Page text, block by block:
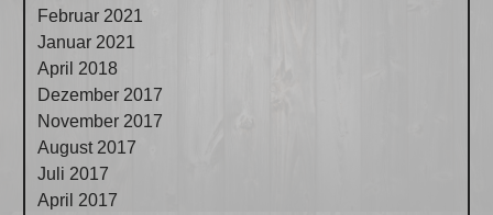
Februar 2021
Januar 2021
April 2018
Dezember 2017
November 2017
August 2017
Juli 2017
April 2017